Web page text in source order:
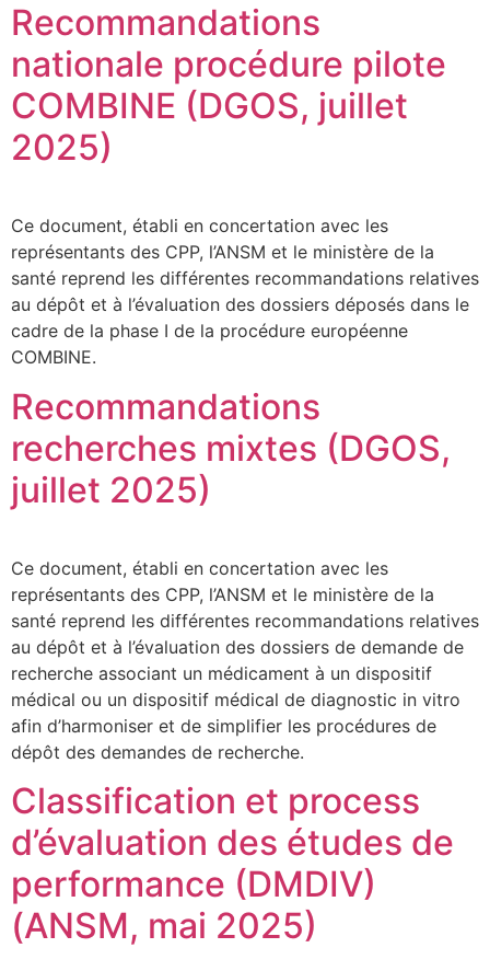
Recommandations
nationale procédure pilote
COMBINE (DGOS, juillet
2025)
Ce document, établi en concertation avec les
représentants des CPP, l’ANSM et le ministère de la
santé reprend les différentes recommandations relatives
au dépôt et à l’évaluation des dossiers déposés dans le
cadre de la phase I de la procédure européenne
COMBINE.
Recommandations
recherches mixtes (DGOS,
juillet 2025)
Ce document, établi en concertation avec les
représentants des CPP, l’ANSM et le ministère de la
santé reprend les différentes recommandations relatives
au dépôt et à l’évaluation des dossiers de demande de
recherche associant un médicament à un dispositif
médical ou un dispositif médical de diagnostic in vitro
afin d’harmoniser et de simplifier les procédures de
dépôt des demandes de recherche.
Classification et process
d’évaluation des études de
performance (DMDIV)
(ANSM, mai 2025)